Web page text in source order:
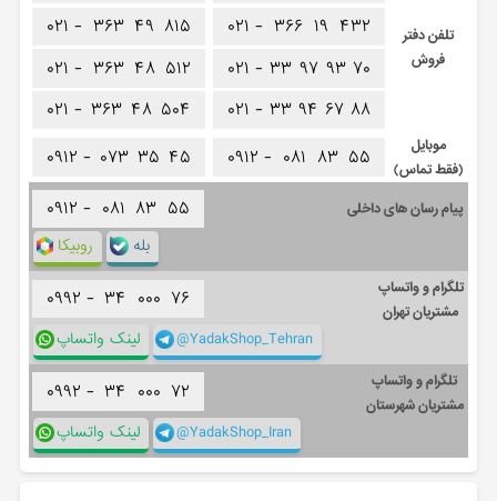
تلفن دفتر
فروش
۰۲۱ - ۳۶۶ ۱۹ ۴۳۲
۰۲۱ - ۳۳ ۹۷ ۹۳ ۷۰
۰۲۱ - ۳۳ ۹۴ ۶۷ ۸۸
۰۲۱ - ۳۶۳ ۴۹ ۸۱۵
۰۲۱ - ۳۶۳ ۴۸ ۵۱۲
۰۲۱ - ۳۶۳ ۴۸ ۵۰۴
موبایل
(فقط تماس)
۰۹۱۲ - ۰۸۱ ۸۳ ۵۵ ۰۹۱۲ - ۰۷۳ ۳۵ ۴۵
پیام رسان های داخلی ۰۹۱۲ - ۰۸۱ ۸۳ ۵۵
روبیکا بله
تلگرام و واتساپ
مشتریان تهران
۰۹۹۲ - ۳۴ ۰۰۰ ۷۶
لینک واتساپ @YadakShop_Tehran
تلگرام و واتساپ
مشتریان شهرستان
۰۹۹۲ - ۳۴ ۰۰۰ ۷۲
لینک واتساپ @YadakShop_Iran